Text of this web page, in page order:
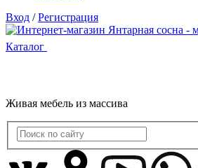
Вход / Регистрация
Каталог
Живая мебель из массива